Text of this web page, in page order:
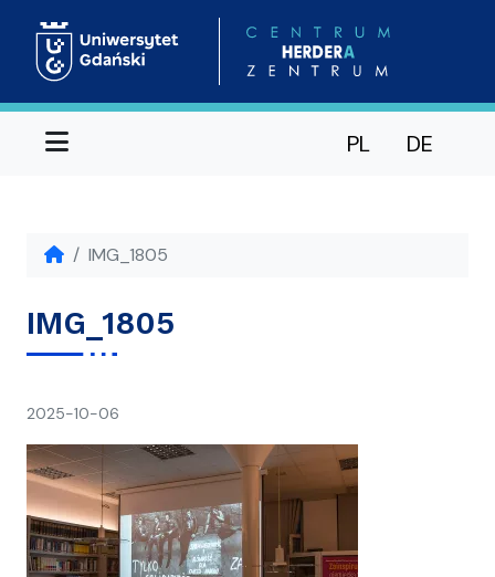
Menu PL DE
IMG_1805
IMG_1805
2025-10-06